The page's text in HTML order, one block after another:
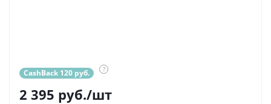
CashBack 120 руб. ?
2 395 руб./шт